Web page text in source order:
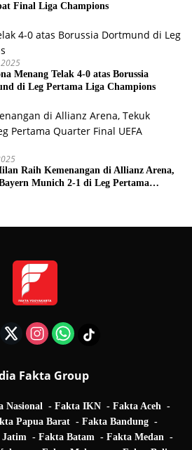
Final Liga Champions
Menang Telak 4-0 atas Borussia
di Leg Pertama Liga Champions
Raih Kemenangan di Allianz Arena,
Munich 2-1 di Leg Pertama
Fakta Group
Nasional Fakta IKN
Fakta Aceh
Papua Barat
Fakta Bandung
Fakta Batam
Fakta Medan